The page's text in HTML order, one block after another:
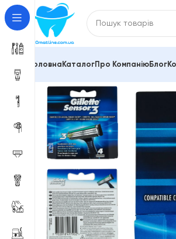
Головна КаталогПро КомпаніюБлог